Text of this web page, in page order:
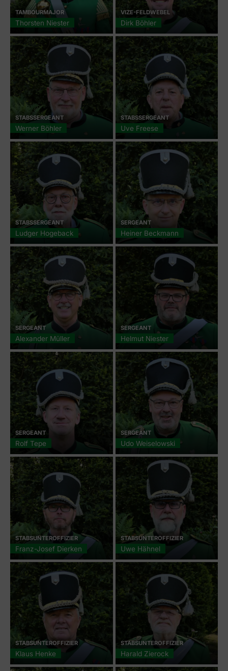
TAMBOURMAJOR
Thorsten Niester
VIZE-FELDWEBEL
Dirk Böhler
STABSSERGEANT
Werner Böhler
STABSSERGEANT
Uve Freese
STABSSERGEANT
Ludger Hogeback
SERGEANT
Heiner Beckmann
SERGEANT
Alexander Müller
SERGEANT
Helmut Niester
SERGEANT
Rolf Tepe
SERGEANT
Udo Weiselowski
STABSUNTEROFFIZIER
Franz-Josef Dierken
STABSUNTEROFFIZIER
Uwe Hähnel
STABSUNTEROFFIZIER
Klaus Henke
STABSUNTEROFFIZIER
Harald Zierock